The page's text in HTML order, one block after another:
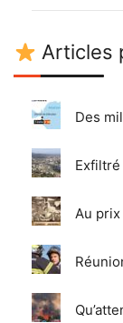
Articles
Des
Exfiltré
Au prix